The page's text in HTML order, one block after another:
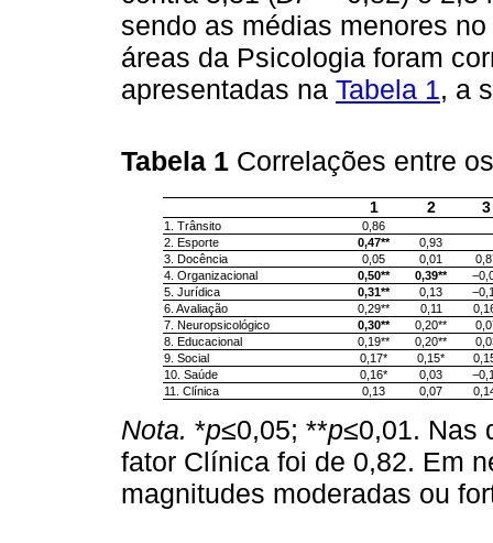
sendo as médias menores
áreas da Psicologia foram
apresentadas na Tabela 1 , a
Tabela 1 Correlações entre
1 2 3
1. Trânsito
0,86
2. Esporte
0,47**
0,93
3. Docência
0,05 0,01
4. Organizacional
0,50** 0,39**
5. Jurídica
0,31** 0,13
6. Avaliação
0,29** 0,11
7. Neuropsicológico
0,30** 0,20**
8. Educacional
0,19** 0,20**
9. Social
0,17* 0,15*
10. Saúde
0,16* 0,03
11. Clínica
0,13 0,07
Nota. *p≤0,05; **p≤0,01. Nas
fator Clínica foi de 0,82. Em
magnitudes moderadas ou